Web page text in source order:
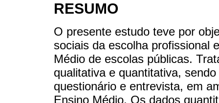
RESUMO
O presente estudo teve por
sociais da escolha profissional
Médio de escolas públicas.
qualitativa e quantitativa,
questionário e entrevista, em
Ensino Médio. Os dados